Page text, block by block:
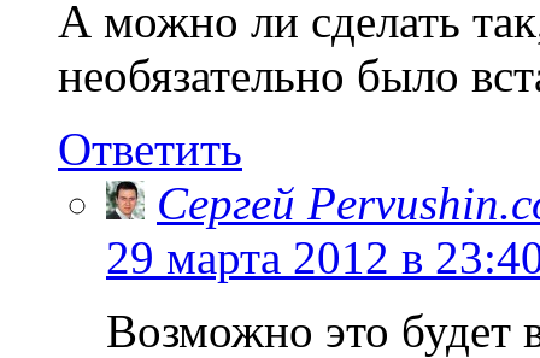
А можно ли сделать
необязательно было
Ответить
Сергей
29 марта 2012 в
Возможно это будет